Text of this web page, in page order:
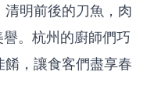
明前後的刀魚，肉
。杭州的廚師們巧
，讓食客們盡享春